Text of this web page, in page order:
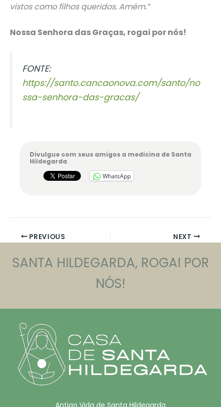
vistos como filhos queridos. Amém.”
Nossa Senhora das Graças, rogai por nós!
FONTE:
https://santo.cancaonova.com/santo/no
ssa-senhora-das-gracas/
Divulgue com seus amigos a medicina de Santa
Hildegarda
WhatsApp
PREVIOUS NEXT
SANTA HILDEGARDA, ROGAI POR
NÓS!
Antigo Vida de Santa Hildegarda